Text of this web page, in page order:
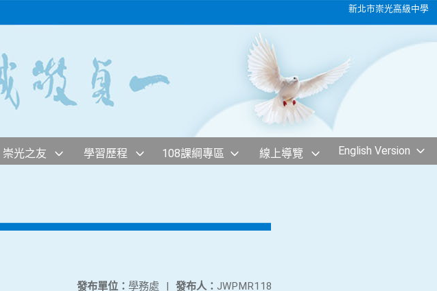
新北市崇光高級中學
崇光之友 學習歷程 108課綱專區 線上導覽 English Version
發布人： JWPMR118
發布單位： 學務處 |